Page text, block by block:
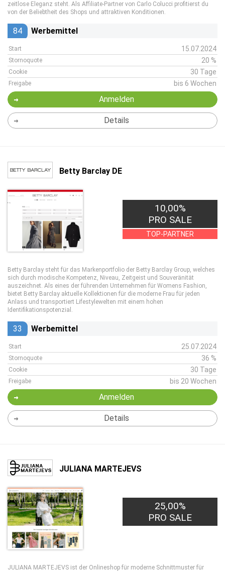
zeitlose Eleganz steht. Als Affiliate-Partner von Carlo Colucci profitierst du
von der Beliebtheit des Shops und attraktiven Konditionen.
84 Werbemittel
Start 15.07.2024
Stornoquote 20 %
Cookie 30 Tage
Freigabe bis 6 Wochen
Anmelden
Details
Betty Barclay DE
10,00%
PRO SALE
TOP-PARTNER
Betty Barclay steht für das Markenportfolio der Betty Barclay Group, welches
sich durch modische Kompetenz, Niveau, Zeitgeist und Souveränität
auszeichnet. Als eines der führenden Unternehmen für Womens Fashion,
bietet Betty Barclay aktuelle Kollektionen für die moderne Frau für jeden
Anlass und transportiert Lifestylewelten mit einem hohen
Identifikationspotenzial.
33 Werbemittel
Start 25.07.2024
Stornoquote 36 %
Cookie 30 Tage
Freigabe bis 20 Wochen
Anmelden
Details
JULIANA MARTEJEVS
25,00%
PRO SALE
JULIANA MARTEJEVS ist der Onlineshop für moderne Schnittmuster für